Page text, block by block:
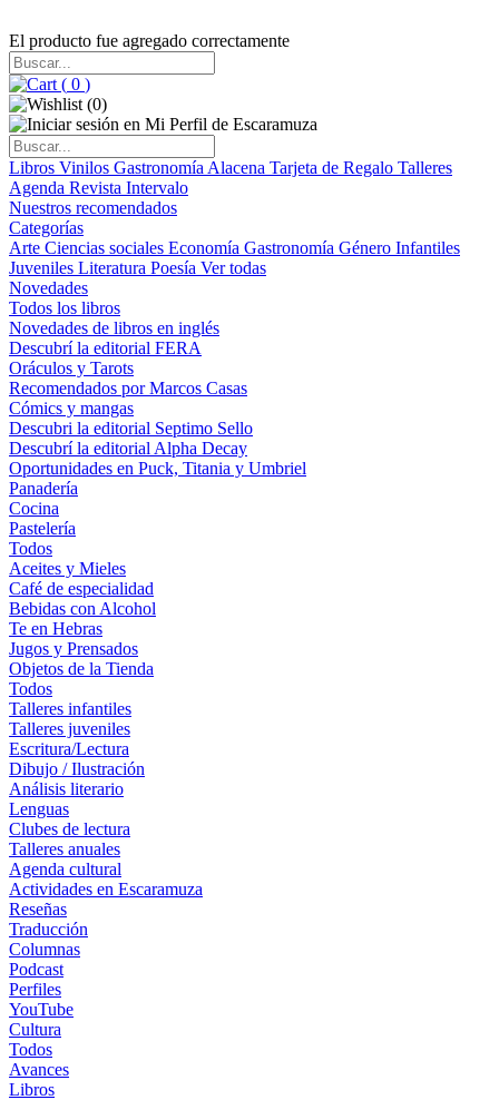
El producto fue agregado correctamente
( 0 )
(0)
Libros Vinilos Gastronomía Alacena Tarjeta de Regalo Talleres
Agenda Revista Intervalo
Nuestros recomendados
Categorías
Arte Ciencias sociales Economía Gastronomía Género Infantiles
Juveniles Literatura Poesía Ver todas
Novedades
Todos los libros
Novedades de libros en inglés
Descubrí la editorial FERA
Oráculos y Tarots
Recomendados por Marcos Casas
Cómics y mangas
Descubri la editorial Septimo Sello
Descubrí la editorial Alpha Decay
Oportunidades en Puck, Titania y Umbriel
Panadería
Cocina
Pastelería
Todos
Aceites y Mieles
Café de especialidad
Bebidas con Alcohol
Te en Hebras
Jugos y Prensados
Objetos de la Tienda
Todos
Talleres infantiles
Talleres juveniles
Escritura/Lectura
Dibujo / Ilustración
Análisis literario
Lenguas
Clubes de lectura
Talleres anuales
Agenda cultural
Actividades en Escaramuza
Reseñas
Traducción
Columnas
Podcast
Perfiles
YouTube
Cultura
Todos
Avances
Libros